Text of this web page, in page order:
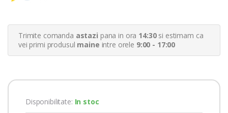
r
i
Trimite comanda astazi pana in ora 14:30si estimam ca
vei primi produsul maine intre orele 9:00 - 17:00
Disponibilitate: In stoc